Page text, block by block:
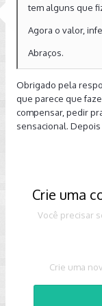
tem alguns que
Agora o valor,
Abraços.
Obrigado pela
que parece que
compensar, pedir
sensacional.
Crie uma
Você precisar
Crie uma